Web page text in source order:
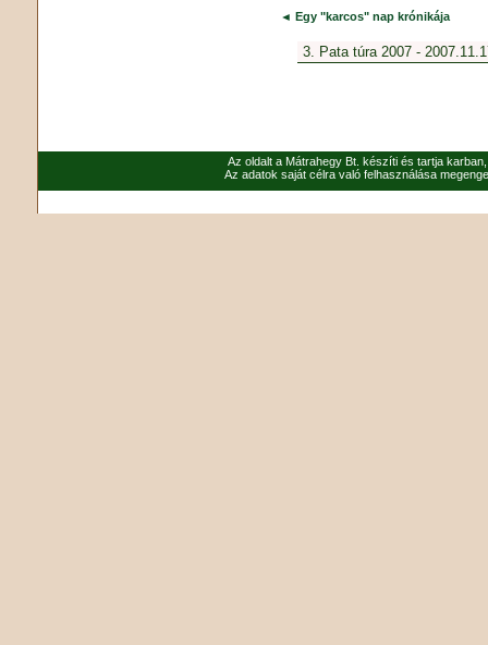
◄ Egy "karcos" nap krónikája
Az oldalt a Mátrahegy Bt. készíti és tartja
Az adatok saját célra való felhasználása